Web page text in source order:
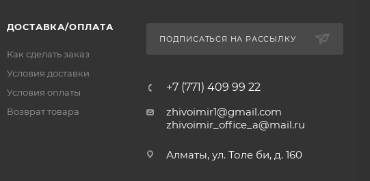
ДОСТАВКА/ОПЛАТА
Как сделать заказ
Условия доставки
Условия оплаты
Возврат товара
ПОДПИСАТЬСЯ НА РАССЫЛКУ
+7 (771) 409 99 22
zhivoimir1@gmail.com
zhivoimir_office_a@mail.ru
Алматы, ул. Толе би, д. 160